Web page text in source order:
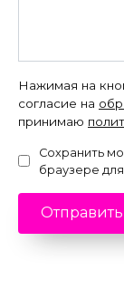
Нажимая на
согласие на
принимаю
Сохранить
браузере